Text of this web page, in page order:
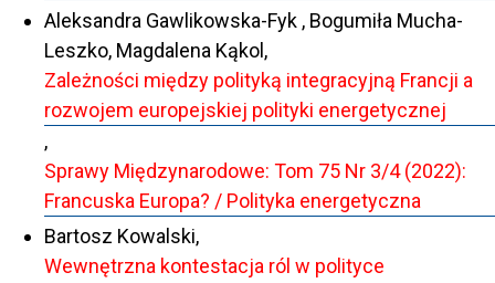
Aleksandra Gawlikowska-Fyk , Bogumiła Mucha-
Leszko, Magdalena Kąkol,
Zależności między polityką integracyjną Francji a
rozwojem europejskiej polityki energetycznej
,
Sprawy Międzynarodowe: Tom 75 Nr 3/4 (2022):
Francuska Europa? / Polityka energetyczna
Bartosz Kowalski,
Wewnętrzna kontestacja ról w polityce